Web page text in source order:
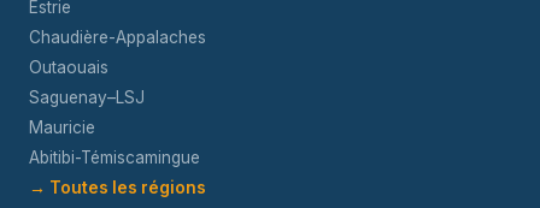
Estrie
Chaudière-Appalaches
Outaouais
Saguenay–LSJ
Mauricie
Abitibi-Témiscamingue
→ Toutes les régions